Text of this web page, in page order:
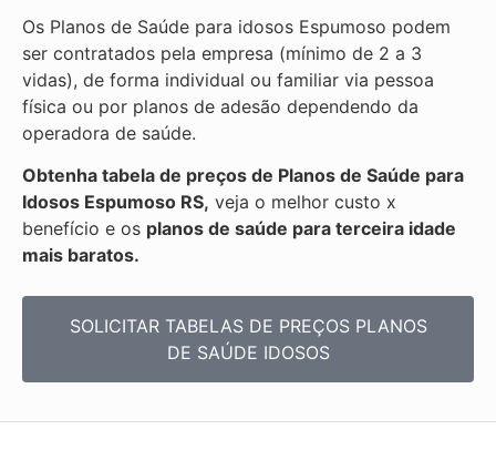
Os Planos de Saúde para idosos Espumoso podem
ser contratados pela empresa (mínimo de 2 a 3
vidas), de forma individual ou familiar via pessoa
física ou por planos de adesão dependendo da
operadora de saúde.
Obtenha tabela de preços de Planos de Saúde para
Idosos Espumoso RS, veja o melhor custo x
benefício e os planos de saúde para terceira idade
mais baratos.
SOLICITAR TABELAS DE PREÇOS PLANOS
DE SAÚDE IDOSOS